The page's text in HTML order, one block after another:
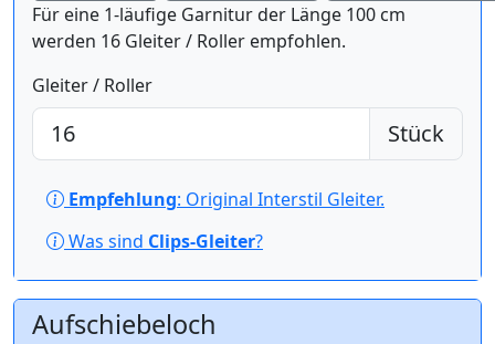
Für eine 1-läufige Garnitur der Länge 100 cm
werden 16 Gleiter / Roller empfohlen.
Gleiter / Roller
Stück
Empfehlung: Original Interstil Gleiter.
Was sind Clips-Gleiter?
Aufschiebeloch